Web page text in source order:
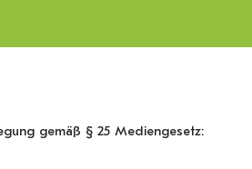
gemäß § 25 Mediengesetz: